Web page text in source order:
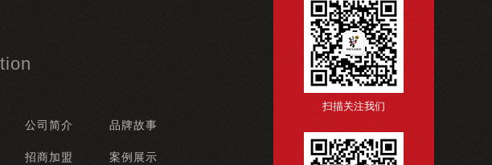
公司简介 品牌故事
招商加盟 案例展示
扫描关注我们